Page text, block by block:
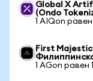
Global X
(Ondo
1 AIQon
First
1 AGon равен